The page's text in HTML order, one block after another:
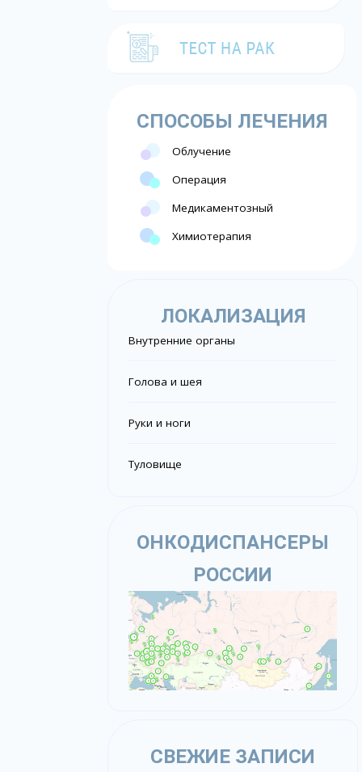
СПОСОБЫ ЛЕЧЕНИЯ
Облучение
Операция
Медикаментозный
Химиотерапия
ЛОКАЛИЗАЦИЯ
Внутренние органы
Голова и шея
Руки и ноги
Туловище
ОНКОДИСПАНСЕРЫ
РОССИИ
СВЕЖИЕ ЗАПИСИ